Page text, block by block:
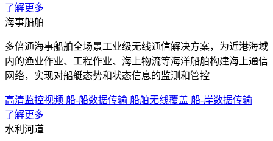
了解更多
海事船舶
多倍通海事船舶全场景工业级无线通信解决方案，为近港海域
内的渔业作业、工程作业、海上物流等海洋船舶构建海上通信
网络，实现对船艇态势和状态信息的监测和管控
高清监控视频 船-船数据传输 船舶无线覆盖 船-岸数据传输
了解更多
水利河道